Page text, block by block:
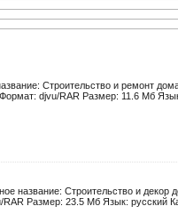
Строительство и ремонт
djvu/RAR Размер: 11.6 Мб
название: Строительство и
Размер: 23.5 Мб Язык: русский